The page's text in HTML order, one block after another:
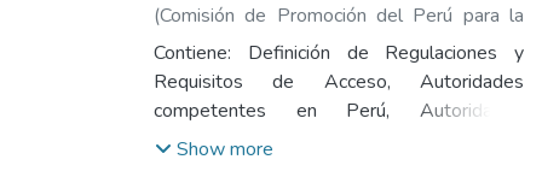
(Comisión de Promoción del Perú para la
Exportación y el Turismo,2022-11-09)
Silva Chang, Javier
Contiene: Definición de Regulaciones y
Requisitos de Acceso, Autoridades
competentes en Perú, Autoridades
competentes en China, Legislación
Show more